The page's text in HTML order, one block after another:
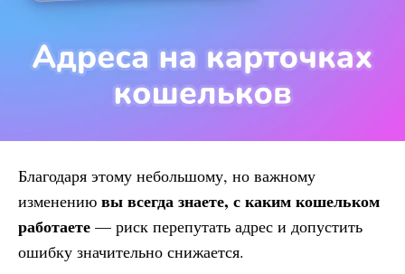
Благодаря этому небольшому, но важному
изменению вы всегда знаете, с каким кошельком
работаете — риск перепутать адрес и допустить
ошибку значительно снижается.